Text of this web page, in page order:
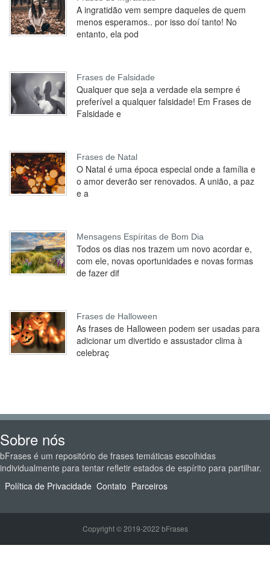
A ingratidão vem sempre daqueles de quem
menos esperamos.. por isso doí tanto! No
entanto, ela pod
Frases de Falsidade
Qualquer que seja a verdade ela sempre é
preferível a qualquer falsidade! Em Frases de
Falsidade e
Frases de Natal
O Natal é uma época especial onde a família e
o amor deverão ser renovados. A união, a paz
e a
Mensagens Espíritas de Bom Dia
Todos os dias nos trazem um novo acordar e,
com ele, novas oportunidades e novas formas
de fazer dif
Frases de Halloween
As frases de Halloween podem ser usadas para
adicionar um divertido e assustador clima à
celebraç
Sobre nós
bFrases é um repositório de frases temáticas escolhidas
individualmente para tentar refletir estados de espírito para partilhar.
Política de Privacidade Contato Parceiros
Copyright © 2019-2022 bFrases